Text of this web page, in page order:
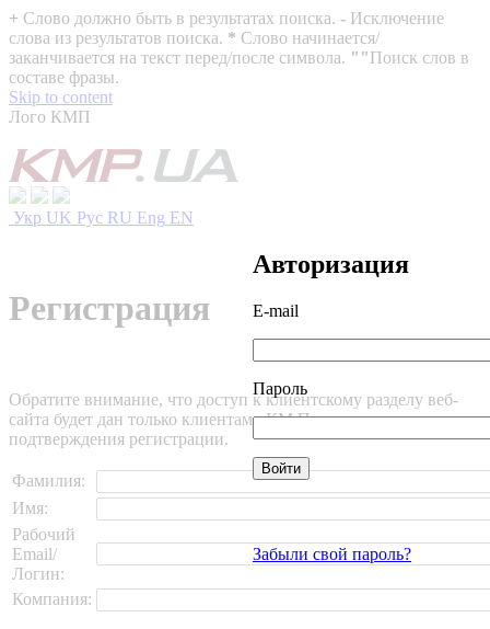
+ Слово должно быть в результатах поиска. - Исключение
слова из результатов поиска. * Слово начинается/
заканчивается на текст перед/после символа. ""Поиск слов в
составе фразы.
Skip to content
Лого КМП
Укр UK Рус RU Eng EN
Авторизация
E-mail
Пароль
Забыли свой пароль?
Регистрация
Обратите внимание, что доступ к клиентскому разделу веб-
сайта будет дан только клиентам «КМ Партнеры» после
подтверждения регистрации.
Фамилия:
Имя:
Рабочий
Email/
Логин:
Компания: